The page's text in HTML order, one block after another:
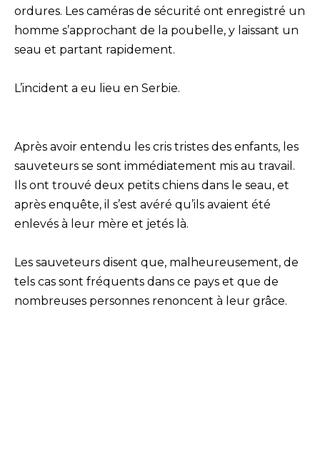
ordures. Les caméras de sécurité ont enregistré un
homme s’approchant de la poubelle, y laissant un
seau et partant rapidement.
L’incident a eu lieu en Serbie.
Après avoir entendu les cris tristes des enfants, les
sauveteurs se sont immédiatement mis au travail.
Ils ont trouvé deux petits chiens dans le seau, et
après enquête, il s’est avéré qu’ils avaient été
enlevés à leur mère et jetés là.
Les sauveteurs disent que, malheureusement, de
tels cas sont fréquents dans ce pays et que de
nombreuses personnes renoncent à leur grâce.